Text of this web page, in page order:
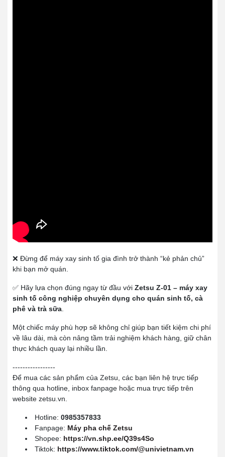
❌ Đừng để máy xay sinh tố gia đình trở thành “kẻ phản chủ”
khi bạn mở quán.
✅ Hãy lựa chọn đúng ngay từ đầu với Zetsu Z-01 – máy xay
sinh tố công nghiệp chuyên dụng cho quán sinh tố, cà
phê và trà sữa.
Một chiếc máy phù hợp sẽ không chỉ giúp bạn tiết kiệm chi phí
về lâu dài, mà còn nâng tầm trải nghiệm khách hàng, giữ chân
thực khách quay lại nhiều lần.
-----------------
Để mua các sản phẩm của Zetsu, các bạn liên hệ trực tiếp
thông qua hotline, inbox fanpage hoặc mua trực tiếp trên
website zetsu.vn.
Hotline: 0985357833
Fanpage: Máy pha chế Zetsu
Shopee: https://vn.shp.ee/Q39s4So
Tiktok: https://www.tiktok.com/@univietnam.vn